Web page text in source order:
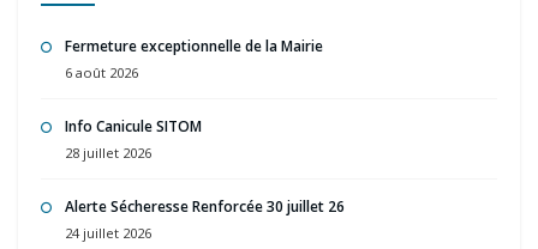
Fermeture exceptionnelle de la Mairie
6 août 2026
Info Canicule SITOM
28 juillet 2026
Alerte Sécheresse Renforcée 30 juillet 26
24 juillet 2026